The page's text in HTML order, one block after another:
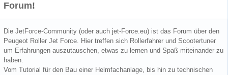
Forum!
Die JetForce-Community (oder auch jet-Force.eu) ist das Forum über den
Peugeot Roller Jet Force. Hier treffen sich Rollerfahrer und Scootertuner
um Erfahrungen auszutauschen, etwas zu lernen und Spaß miteinander zu
haben.
Vom Tutorial für den Bau einer Helmfachanlage, bis hin zu technischen